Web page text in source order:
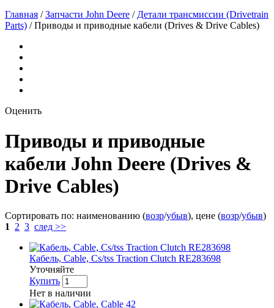
Главная /Запчасти John Deere /Детали трансмиссии (Drivetrain
Parts) /Приводы и приводные кабели (Drives & Drive Cables)
Оценить
Приводы и приводные
кабели John Deere (Drives &
Drive Cables)
Сортировать по: наименованию (возр/убыв), цене (возр/убыв)
1
2 3 след >>
Кабель, Cable, Cs/tss Traction Clutch RE283698
Уточняйте
Купить
Нет в наличии